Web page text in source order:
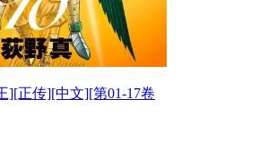
][正传][中文][第01-17卷